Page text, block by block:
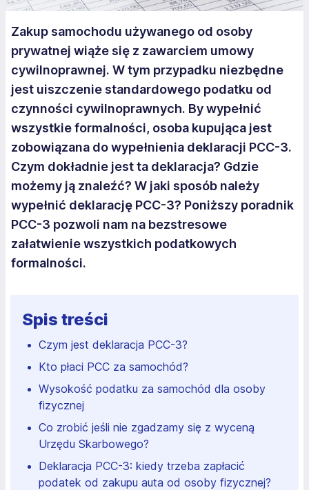
Zakup samochodu używanego od osoby
prywatnej wiąże się z zawarciem umowy
cywilnoprawnej. W tym przypadku niezbędne
jest uiszczenie standardowego podatku od
czynności cywilnoprawnych. By wypełnić
wszystkie formalności, osoba kupująca jest
zobowiązana do wypełnienia deklaracji PCC-3.
Czym dokładnie jest ta deklaracja? Gdzie
możemy ją znaleźć? W jaki sposób należy
wypełnić deklarację PCC-3? Poniższy poradnik
PCC-3 pozwoli nam na bezstresowe
załatwienie wszystkich podatkowych
formalności.
Spis treści
Czym jest deklaracja PCC-3?
Kto płaci PCC za samochód?
Wysokość podatku za samochód dla osoby
fizycznej
Co zrobić jeśli nie zgadzamy się z wyceną
Urzędu Skarbowego?
Deklaracja PCC-3: kiedy trzeba zapłacić
podatek od zakupu auta od osoby fizycznej?